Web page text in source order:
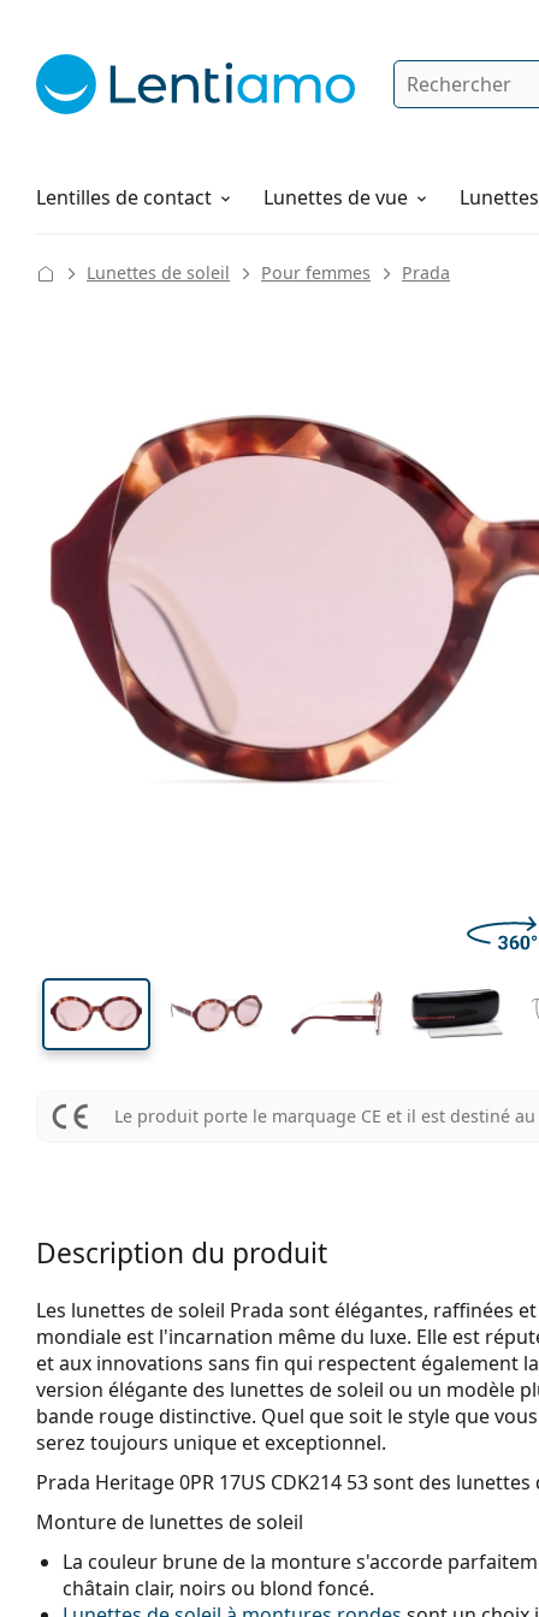
Rechercher
Lentilles de contact
Produits d'entretien Lunettes de vue
Comment commander
Lunettes de soleil Pour femmes Prada
54 mm
Hauteur des verres
53 mm
Largeur des verres
Largeur
des verres
Le produit porte le marquage CE et il est destiné
Description du produit
Les lunettes de soleil Prada sont élégantes, raffinées
mondiale est l'incarnation même du luxe. Elle est
et aux innovations sans fin qui respectent également
version élégante des lunettes de soleil ou un modèle
bande rouge distinctive. Quel que soit le style que
serez toujours unique et exceptionnel.
Prada Heritage 0PR 17US CDK214 53sont des lunettes
Monture de lunettes de soleil
La couleur brune de la monture s'accorde
châtain clair, noirs ou blond foncé.